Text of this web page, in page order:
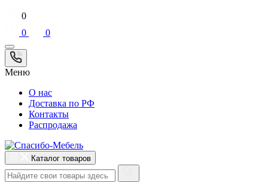
0
0
0
Меню
О нас
Доставка по РФ
Контакты
Распродажа
Каталог товаров